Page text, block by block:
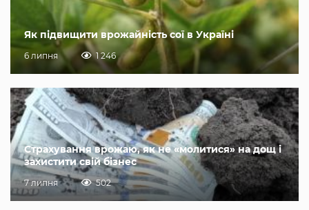
Як підвищити врожайність сої в Україні
6 липня 1 246
Страхування врожаю, як не «молитися» на дощ і
захистити свій бізнес
7 липня 502